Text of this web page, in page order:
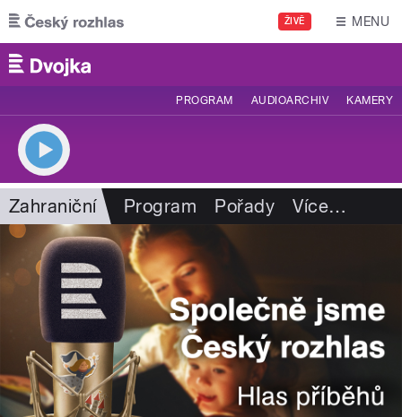
Přejít k hlavnímu obsahu
ŽIVĚ MENU
PROGRAM AUDIOARCHIV KAMERY
Zahraniční Program Pořady Více…